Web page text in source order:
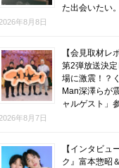
た出会いたい
年8月8日
【会見取材レ
第2弾放送決
場に激震！？
Man深澤らが
ャルゲスト」
年8月7日
【インタビュ
ク』富本惣昭